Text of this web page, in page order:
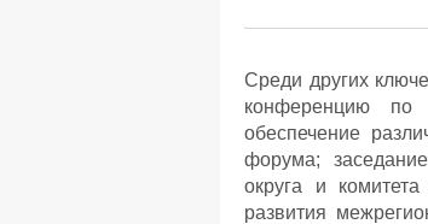
Среди других
конференцию по
обеспечение
форума;
округа и
развития